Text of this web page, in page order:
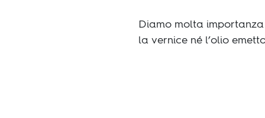
Diamo molta
la vernice né l’olio